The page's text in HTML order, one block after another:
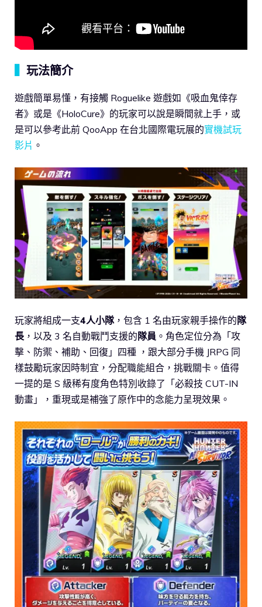
玩法簡介
遊戲簡單易懂，有接觸 Roguelike 遊戲如《吸血鬼倖存
者》或是《HoloCure》的玩家可以說是瞬間就上手，或
是可以參考此前 QooApp 在台北國際電玩展的實機試玩
影片 。
玩家將組成一支4人小隊，包含 1 名由玩家親手操作的 隊
長 ，以及 3 名自動戰鬥支援的 隊員 。角色定位分為「攻
擊、防禦、補助、回復」四種 ，跟大部分手機 JRPG 同
樣鼓勵玩家因時制宜，分配職能組合，挑戰關卡。值得
一提的是 S 級稀有度角色特別收錄了「必殺技 CUT-IN
動畫」，重現或是補強了原作中的念能力呈現效果。